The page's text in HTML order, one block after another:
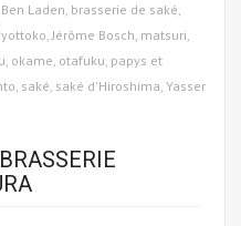
Ben Laden, brasserie de saké,
,Jérôme Bosch, matsuri,
, okame, otafuku, papys et
, saké, saké d'Hiroshima, Yasser